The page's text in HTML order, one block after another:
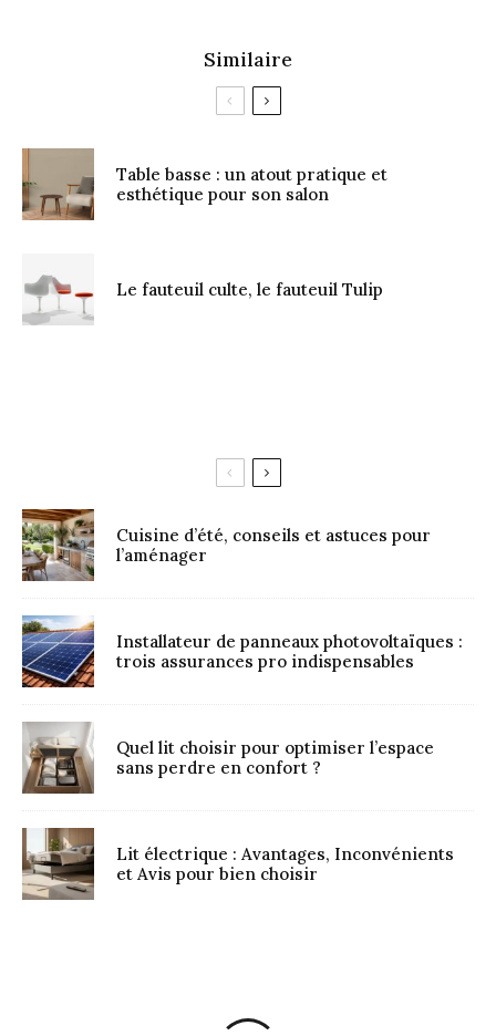
Similaire
Table basse : un atout pratique et
esthétique pour son salon
Le fauteuil culte, le fauteuil Tulip
Cuisine d’été, conseils et astuces pour
l’aménager
Installateur de panneaux photovoltaïques :
trois assurances pro indispensables
Quel lit choisir pour optimiser l’espace
sans perdre en confort ?
Lit électrique : Avantages, Inconvénients
et Avis pour bien choisir